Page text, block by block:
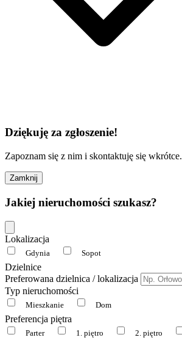
Dziękuję za zgłoszenie!
Zapoznam się z nim i skontaktuję się wkrótce.
Zamknij
Jakiej nieruchomości szukasz?
Lokalizacja
Gdynia Sopot
Dzielnice
Preferowana dzielnica / lokalizacja
Typ nieruchomości
Mieszkanie Dom
Preferencja piętra
Parter 1. piętro 2. piętro